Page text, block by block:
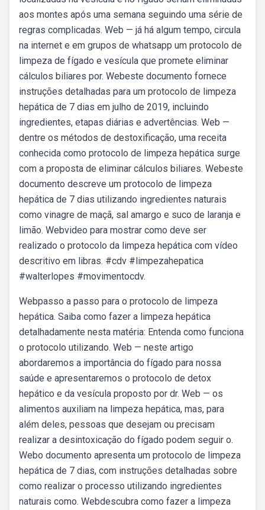
aos montes após uma semana seguindo uma série de
regras complicadas. Web — já há algum tempo, circula
na internet e em grupos de whatsapp um protocolo de
limpeza de fígado e vesícula que promete eliminar
cálculos biliares por. Webeste documento fornece
instruções detalhadas para um protocolo de limpeza
hepática de 7 dias em julho de 2019, incluindo
ingredientes, etapas diárias e advertências. Web —
dentre os métodos de destoxificação, uma receita
conhecida como protocolo de limpeza hepática surge
com a proposta de eliminar cálculos biliares. Webeste
documento descreve um protocolo de limpeza
hepática de 7 dias utilizando ingredientes naturais
como vinagre de maçã, sal amargo e suco de laranja e
limão. Webvideo para mostrar como deve ser
realizado o protocolo da limpeza hepática com vídeo
descritivo em libras. #cdv #limpezahepatica
#walterlopes #movimentocdv.
Webpasso a passo para o protocolo de limpeza
hepática. Saiba como fazer a limpeza hepática
detalhadamente nesta matéria: Entenda como funciona
o protocolo utilizando. Web — neste artigo
abordaremos a importância do fígado para nossa
saúde e apresentaremos o protocolo de detox
hepático e da vesícula proposto por dr. Web — os
alimentos auxiliam na limpeza hepática, mas, para
além deles, pessoas que desejam ou precisam
realizar a desintoxicação do fígado podem seguir o.
Webo documento apresenta um protocolo de limpeza
hepática de 7 dias, com instruções detalhadas sobre
como realizar o processo utilizando ingredientes
naturais como. Webdescubra como fazer a limpeza